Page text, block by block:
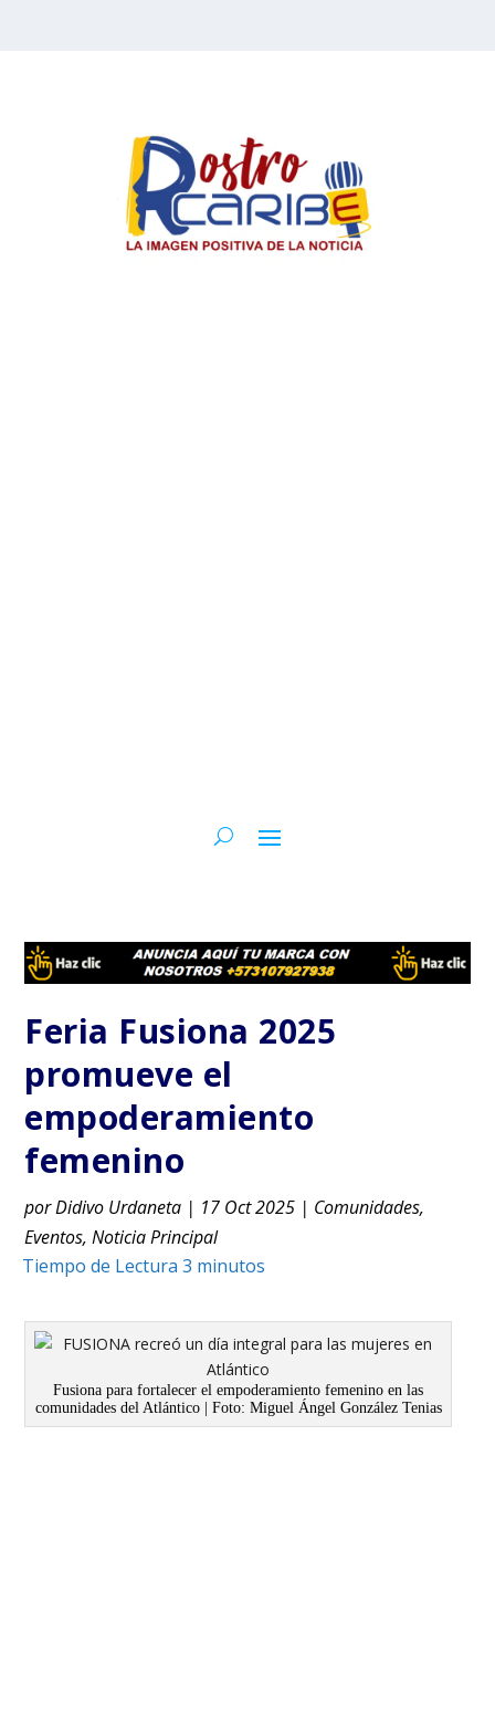
Feria Fusiona 2025
promueve el
empoderamiento
femenino
porDidivo Urdaneta | 17 Oct 2025 | Comunidades,
Eventos,Noticia Principal
Fusiona para fortalecer el empoderamiento femenino en las
comunidades del Atlántico | Foto: Miguel Ángel González Tenias